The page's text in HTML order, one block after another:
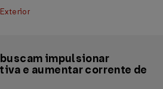
impulsionar
e aumentar corrente de